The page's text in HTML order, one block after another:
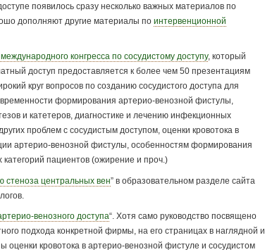
появилось сразу несколько важных материалов по
дополняют другие материалы по интервенционной
конгресса по сосудистому доступу, который
доступ предоставляется к более чем 50 презентациям
круг вопросов по созданию сосудистого доступа для
формирования артерио-венозной фистулы,
и катетеров, диагностике и лечению инфекционных
проблем с сосудистым доступом, оценки кровотока в
артерио-венозной фистулы, особенностям формирования
категорий пациентов (ожирение и проч.)
стеноза центральных вен” в образовательном разделе сайта
венозного доступа“. Хотя само руководство посвящено
подхода конкретной фирмы, на его страницах в наглядной и
кровотока в артерио-венозной фистуле и сосудистом